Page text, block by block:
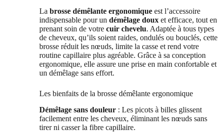
La brosse démêlante ergonomique est l’accessoire
indispensable pour un démêlage doux et efficace, tout en
prenant soin de votre cuir chevelu. Adaptée à tous types
de cheveux, qu’ils soient raides, ondulés ou bouclés, cette
brosse réduit les nœuds, limite la casse et rend votre
routine capillaire plus agréable. Grâce à sa conception
ergonomique, elle assure une prise en main confortable et
un démêlage sans effort.
Les bienfaits de la brosse démêlante ergonomique
Démêlage sans douleur : Les picots à billes glissent
facilement entre les cheveux, éliminant les nœuds sans
tirer ni casser la fibre capillaire.